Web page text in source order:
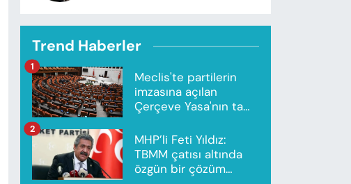
Trend Haberler
Meclis'te partilerin
imzasına açılan
Çerçeve Yasa'nın tam
1
MHP’li Feti Yıldız:
TBMM çatısı altında
özgün bir çözüm
2